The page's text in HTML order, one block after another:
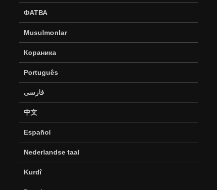
ФАТВА
Musulmonlar
Кораника
Português
فارسی
中文
Español
Nederlandse taal
Kurdî